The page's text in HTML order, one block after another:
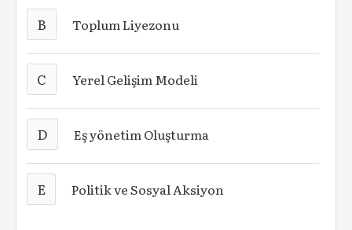
B Toplum Liyezonu
C Yerel Gelişim Modeli
D Eş yönetim Oluşturma
E Politik ve Sosyal Aksiyon